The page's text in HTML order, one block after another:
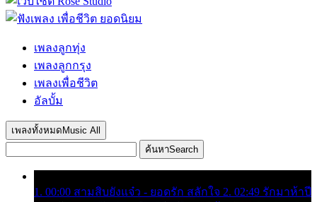
เพลงลูกทุ่ง
เพลงลูกกรุง
เพลงเพื่อชีวิต
อัลบั้ม
เพลงทั้งหมด Music All
ค้นหาSearch
1. 00:00 สามสิบยังแจ๋ว - ยอดรัก สลักใจ 2. 02:49 รักมาห้าปี